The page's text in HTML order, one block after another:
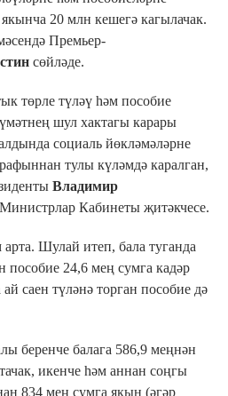
20 млн кешегә кагылачак.
Премьер-
сөйләде.
төрле түләү һәм пособие
шул хактагы карары
социаль йөкләмәләрне
тулы күләмдә каралган,
Владимир
Кабинеты җитәкчесе.
Шулай итеп, бала туганда
пособие 24,6 мең сумга кадәр
саен түләнә торган пособие дә
беренче балага 586,9 меңнән
икенче һәм аннан соңгы
834 мең сумга якын (әгәр